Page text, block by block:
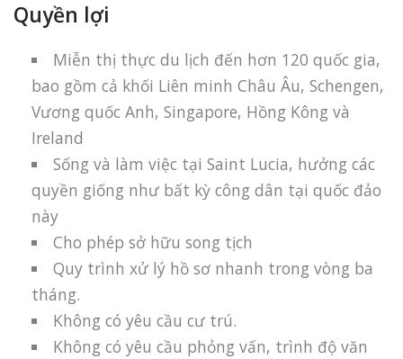
Quyền lợi
Miễn thị thực du lịch đến hơn 120 quốc gia,
bao gồm cả khối Liên minh Châu Âu, Schengen,
Vương quốc Anh, Singapore, Hồng Kông và
Ireland
Sống và làm việc tại Saint Lucia, hưởng các
quyền giống như bất kỳ công dân tại quốc đảo
này
Cho phép sở hữu song tịch
Quy trình xử lý hồ sơ nhanh trong vòng ba
tháng.
Không có yêu cầu cư trú.
Không có yêu cầu phỏng vấn, trình độ văn